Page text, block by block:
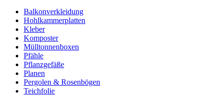
Balkonverkleidung
Hohlkammerplatten
Kleber
Komposter
Mülltonnenboxen
Pfähle
Pflanzgefäße
Planen
Pergolen & Rosenbögen
Teichfolie